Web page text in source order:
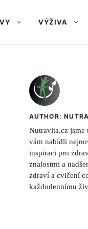
VÝŽIVA
AUTHOR:
Nutravita.cz jsme
vám nabídli
inspiraci pro
znalostmi a
zdraví a cvičení
každodennímu